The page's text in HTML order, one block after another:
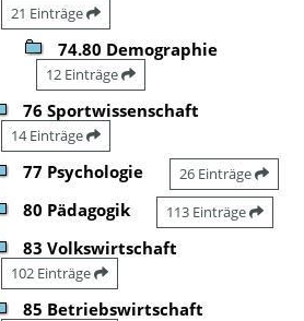
21 Einträge
74.80 Demographie
12 Einträge
76 Sportwissenschaft
14 Einträge
77 Psychologie 26 Einträge
80 Pädagogik 113 Einträge
83 Volkswirtschaft
102 Einträge
85 Betriebswirtschaft